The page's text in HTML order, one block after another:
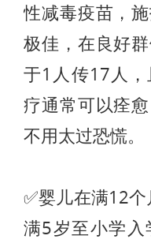
性减毒疫苗，
极佳，在良好
于1人传17人
疗通常可以痊
不用太过恐慌。
✅婴儿在满12
满5岁至小学